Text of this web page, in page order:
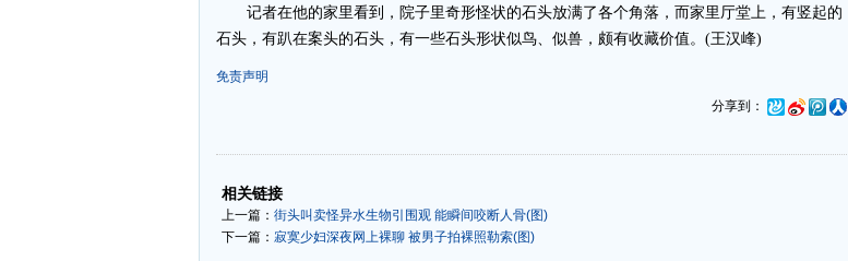
记者在他的家里看到，院子里奇形怪状的石头放满了各个角落，而家里厅堂上，有竖起的
石头，有趴在案头的石头，有一些石头形状似鸟、似兽，颇有收藏价值。(王汉峰)
免责声明
分享到：
-
相关链接
上一篇： 街头叫卖怪异水生物引围观 能瞬间咬断人骨(图)
下一篇： 寂寞少妇深夜网上裸聊 被男子拍裸照勒索(图)